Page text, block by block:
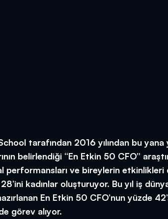
tarafından 2016 yılından bu
belirlendiği “En Etkin 50 CFO”
performansları ve bireylerin etkinlikleri
kadınlar oluşturuyor. Bu yıl iş
En Etkin 50 CFO’nun yüzde
görev alıyor.